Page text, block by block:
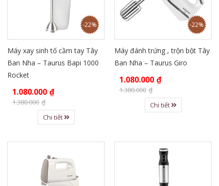
-22%
Máy xay sinh tố cầm tay Tây
Ban Nha – Taurus Bapi 1000
Rocket
1.080.000 ₫
1.380.000 ₫
Chi tiết
-22%
Máy đánh trứng , trộn bột Tây
Ban Nha – Taurus Giro
1.080.000 ₫
1.380.000 ₫
Chi tiết